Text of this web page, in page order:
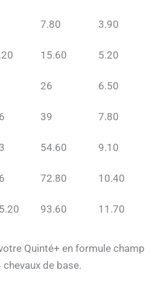
7.80 3.90
15.60 5.20
26 6.50
39 7.80
54.60 9.10
72.80 10.40
93.60 11.70
Quinté+ en formule champ
de base.